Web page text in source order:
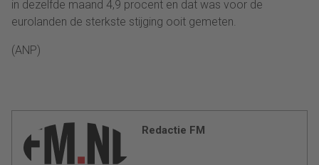
in dezelfde maand 4,9 procent en dat was voor de
eurolanden de sterkste stijging ooit gemeten.
(ANP)
Redactie FM